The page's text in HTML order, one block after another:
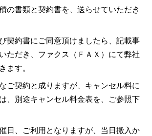
の書類と契約書を、送らせていただき
契約書にご同意頂けましたら、記載事
ただき、ファクス（ＦＡＸ）にて弊社
ます。
ご契約と成りますが、キャンセル料に
、別途キャンセル料金表を、ご参照下
日、ご利用となりますが、当日搬入か